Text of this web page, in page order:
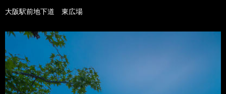
大阪駅前地下道 東広場